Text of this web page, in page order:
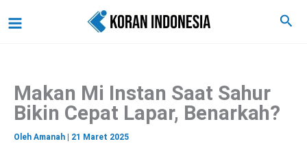
ke
Cari
Makan Mi Instan Saat Sahur
Bikin Cepat Lapar, Benarkah?
Oleh Amanah 21 Maret 2025
a